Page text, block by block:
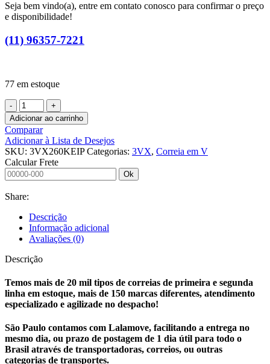
original
era:
atual
é:
Seja bem vindo(a), entre em contato conosco para confirmar o preço
e disponibilidade!
(11) 96357-7221
77 em estoque
CORREIA
EM
V
3VX260
KEIPER
quantidade
Adicionar ao carrinho
Comparar
Adicionar à Lista de Desejos
SKU: 3VX260KEIPCategorias: 3VX, Correia em V
Calcular Frete
Ok
Share:
Descrição
Informação adicional
Avaliações (0)
Descrição
Temos mais de 20 mil tipos de correias de primeira e segunda
linha em estoque, mais de 150 marcas diferentes, atendimento
especializado e agilizade no despacho!
São Paulo contamos com Lalamove, facilitando a entrega no
mesmo dia, ou prazo de postagem de 1 dia útil para todo o
Brasil através de transportadoras, correios, ou outras
categorias de transportes.